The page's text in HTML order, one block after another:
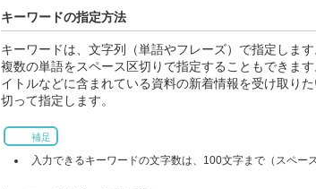
キーワードの指定方法
キーワードは、文字列（単語やフレーズ）で指定します
複数の単語をスペース区切りで指定することもできま
イトルなどに含まれている資料の新着情報を受け取り
切って指定します。
補足
入力できるキーワードの文字数は、100文字まで（スペー